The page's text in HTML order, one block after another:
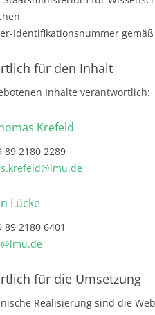
Identifikationsnummer
für den Inhalt
Inhalte verantwortlich:
Krefeld
89 2180 2289
Lücke
2180 6401
für die Umsetzung
Realisierung sind die